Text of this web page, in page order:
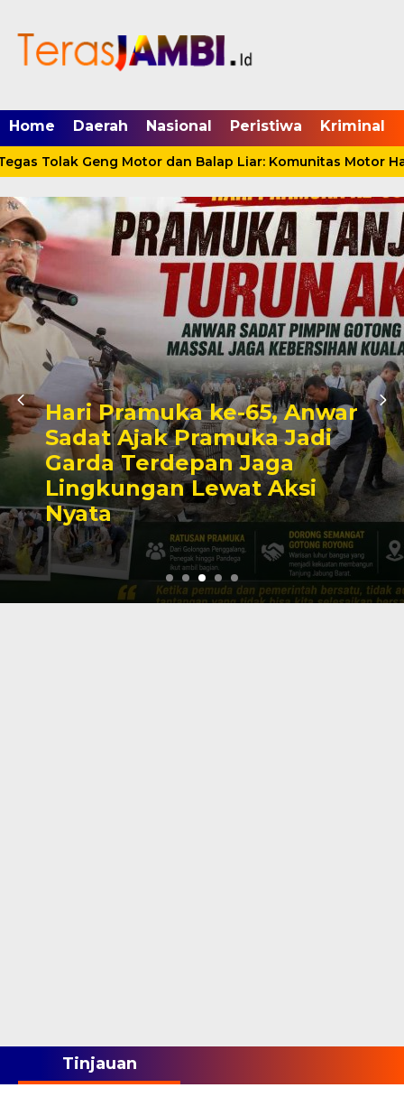
Home Daerah Nasional Peristiwa Kriminal
Tolak Geng Motor dan Balap Liar: Komunitas Motor
Hari Pramuka ke-65, Anwar
Sadat Ajak Pramuka Jadi
Garda Terdepan Jaga
Lingkungan Lewat Aksi
Nyata
Tinjauan